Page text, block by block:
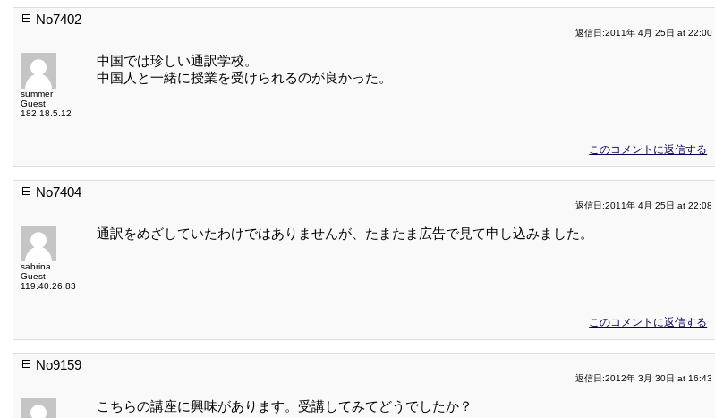
No7402
返信日:2011年 4月 25日 at 22:00
summer
Guest
182.18.5.12
中国では珍しい通訳学校。
中国人と一緒に授業を受けられるのが良かった。
このコメントに返信する
No7404
返信日:2011年 4月 25日 at 22:08
sabrina
Guest
119.40.26.83
通訳をめざしていたわけではありませんが、たまたま広告で見て申し込みました。
このコメントに返信する
No9159
返信日:2012年 3月 30日 at 16:43
こちらの講座に興味があります。受講してみてどうでしたか？